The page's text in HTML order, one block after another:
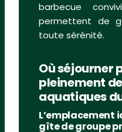
barbecue
permettent de
toute sérénité.
Où séjourner
pleinement
aquatiques
L’emplacement
gîte de groupe